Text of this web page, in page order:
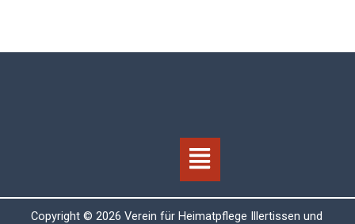
Menü
Copyright © 2026 Verein für Heimatpflege Illertissen und